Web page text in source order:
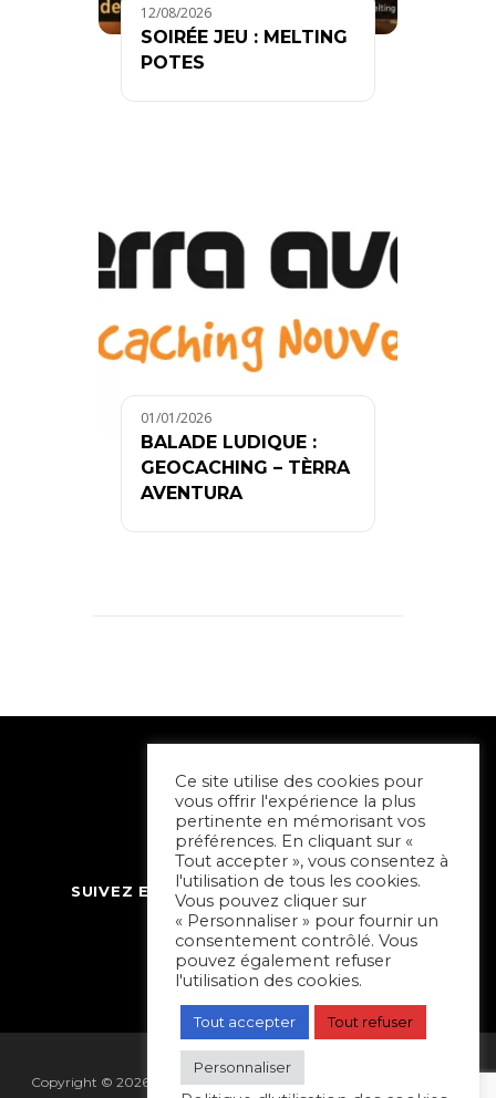
12/08/2026
SOIRÉE JEU : MELTING
POTES
01/01/2026
BALADE LUDIQUE :
GEOCACHING – TÈRRA
AVENTURA
SUIVEZ ET CONTACTEZ SORTIR À NIORT
Copyright © 2026 Sortir à Niort | réalisé par
Ce site utilise des cookies pour
vous offrir l'expérience la plus
pertinente en mémorisant vos
préférences. En cliquant sur «
Tout accepter », vous consentez à
l'utilisation de tous les cookies.
Vous pouvez cliquer sur
« Personnaliser » pour fournir un
consentement contrôlé. Vous
pouvez également refuser
l'utilisation des cookies.
Tout accepter Tout refuser
Personnaliser